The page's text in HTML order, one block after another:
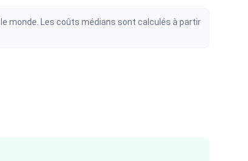
monde. Les coûts médians sont calculés à partir